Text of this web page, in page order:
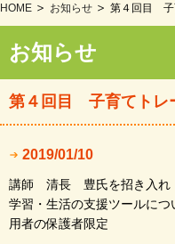
HOME お知らせ 第４回目 子
お知らせ
第４回目 子育てトレ
2019/01/10
講師 清長 豊氏を招き入れ
学習・生活の支援ツールにつ
用者の保護者限定